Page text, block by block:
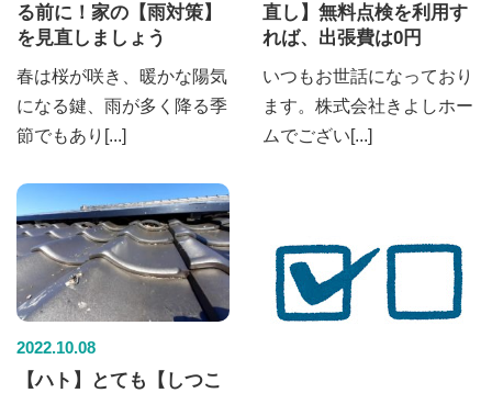
る前に！家の【雨対策】
を見直しましょう
春は桜が咲き、暖かな陽気
になる鍵、雨が多く降る季
節でもあり[...]
直し】無料点検を利用す
れば、出張費は0円
いつもお世話になっており
ます。株式会社きよしホー
ムでござい[...]
2022.10.08
【ハト】とても【しつこ